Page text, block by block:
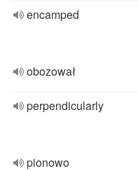
encamped
obozował
perpendicularly
pionowo